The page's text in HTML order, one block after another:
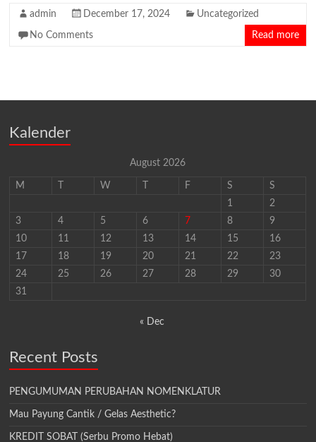
admin December 17, 2024 Uncategorized
No Comments Read more
Kalender
August 2026
M W F S
S
1
2
3
4 5 6 7 8
9
10
11 12 13 14 15
16
17
18 19 20 21 22
23
24
25 26 27 28 29
30
31
« Dec
Recent Posts
PENGUMUMAN PERUBAHAN NOMENKLATUR
Mau Payung Cantik / Gelas Aesthetic?
KREDIT SOBAT (Serbu Promo Hebat)